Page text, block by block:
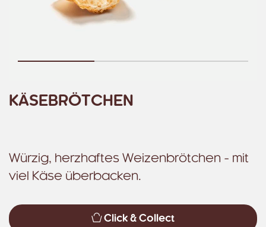
KÄSEBRÖTCHEN
Würzig, herzhaftes Weizenbrötchen - mit
viel Käse überbacken.
Click & Collect